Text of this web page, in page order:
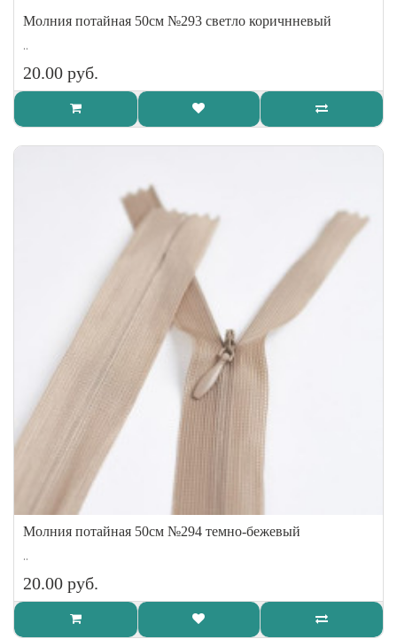
Молния потайная 50см №293 светло коричнневый
..
20.00 руб.
Молния потайная 50см №294 темно-бежевый
..
20.00 руб.